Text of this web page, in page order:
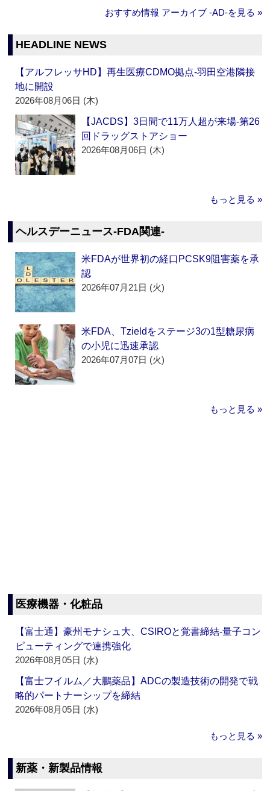
おすすめ情報 アーカイブ ‐AD‐を見る »
HEADLINE NEWS
【アルフレッサHD】再生医療CDMO拠点‐羽田空港隣接
地に開設
2026年08月06日 (木)
【JACDS】3日間で11万人超が来場‐第26
回ドラッグストアショー
2026年08月06日 (木)
もっと見る »
ヘルスデーニュース‐FDA関連‐
米FDAが世界初の経口PCSK9阻害薬を承
認
2026年07月21日 (火)
米FDA、Tzieldをステージ3の1型糖尿病
の小児に迅速承認
2026年07月07日 (火)
もっと見る »
医療機器・化粧品
【富士通】豪州モナシュ大、CSIROと覚書締結‐量子コン
ピューティングで連携強化
2026年08月05日 (水)
【富士フイルム／大鵬薬品】ADCの製造技術の開発で戦
略的パートナーシップを締結
2026年08月05日 (水)
もっと見る »
新薬・新製品情報